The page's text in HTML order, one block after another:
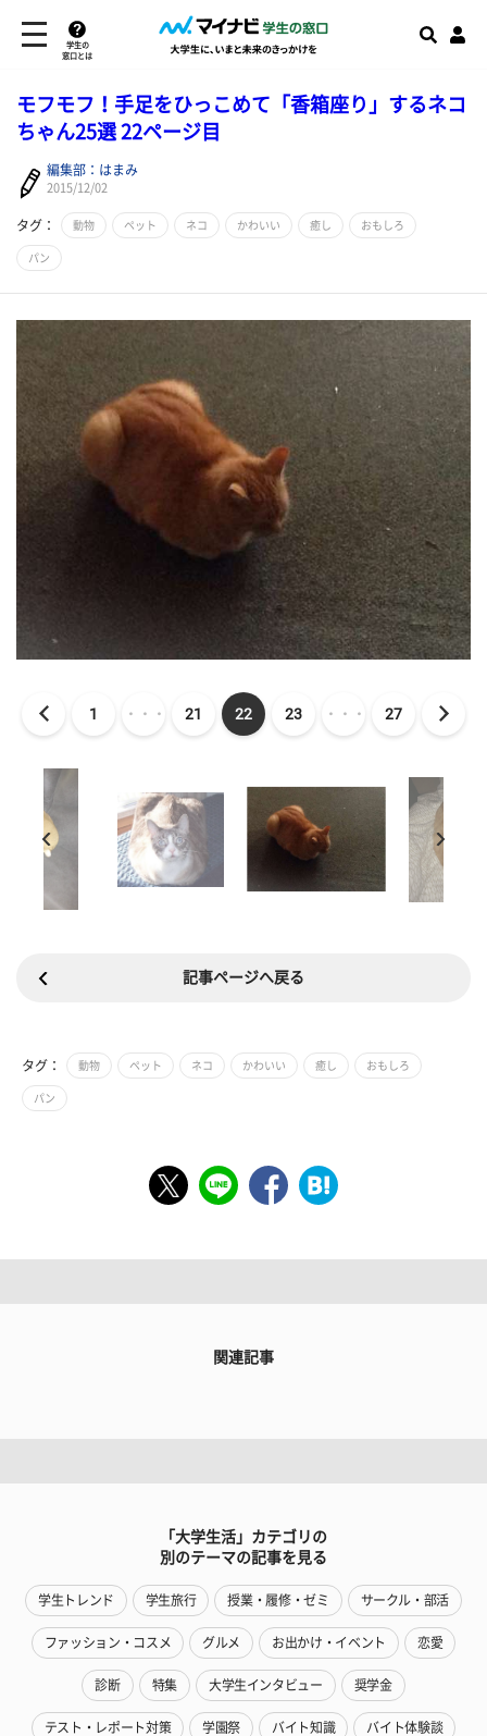
学生の
窓口とは
モフモフ！手足をひっこめて「香箱座り」するネコ
ちゃん25選 22ページ目
編集部：はまみ
2015/12/02
タグ： 動物 ペット ネコ かわいい 癒し おもしろ
パン
1 ・・・ 21 22 23 ・・・ 27
記事ページへ戻る
タグ： 動物 ペット ネコ かわいい 癒し おもしろ
パン
関連記事
「大学生活」カテゴリの
別のテーマの記事を見る
学生トレンド 学生旅行 授業・履修・ゼミ サークル・部活
ファッション・コスメ グルメ お出かけ・イベント 恋愛
診断 特集 大学生インタビュー 奨学金
テスト・レポート対策 学園祭 バイト知識 バイト体験談